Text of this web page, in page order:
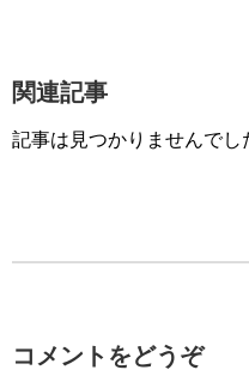
関連記事
記事は見つかりませんでし
コメントをどうぞ